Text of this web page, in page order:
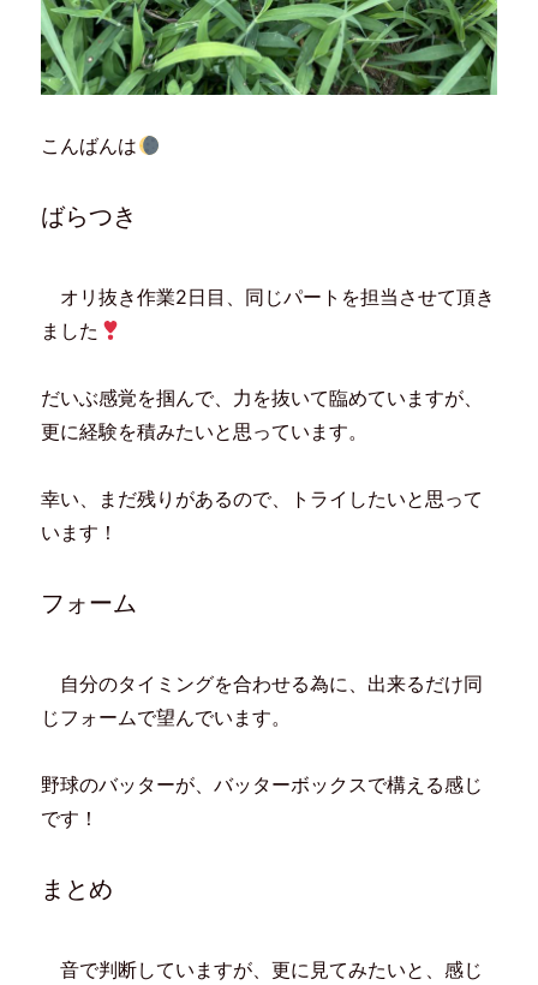
こんばんは
ばらつき
オリ抜き作業2日目、同じパートを担当させて頂き
ました
だいぶ感覚を掴んで、力を抜いて臨めていますが、
更に経験を積みたいと思っています。
幸い、まだ残りがあるので、トライしたいと思って
います！
フォーム
自分のタイミングを合わせる為に、出来るだけ同
じフォームで望んでいます。
野球のバッターが、バッターボックスで構える感じ
です！
まとめ
音で判断していますが、更に見てみたいと、感じ